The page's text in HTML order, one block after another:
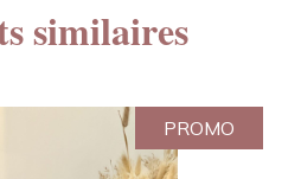
similaires
PROMO